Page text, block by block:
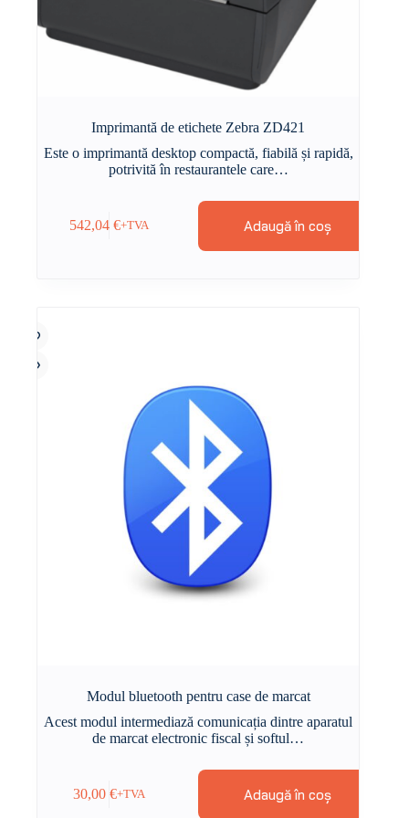
Imprimantă de etichete Zebra ZD421
Este o imprimantă desktop compactă, fiabilă și rapidă,
potrivită în restaurantele care…
542,04 €+TVA Adaugă în coș
Modul bluetooth pentru case de marcat
Acest modul intermediază comunicația dintre aparatul
de marcat electronic fiscal și softul…
30,00 €+TVA Adaugă în coș